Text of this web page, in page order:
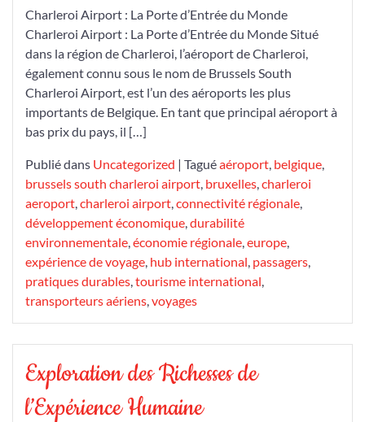
:
La
Porte
d’Accès
au
Monde
Charleroi Airport : La Porte d’Entrée du Monde
Charleroi Airport : La Porte d’Entrée du Monde Situé
dans la région de Charleroi, l’aéroport de Charleroi,
également connu sous le nom de Brussels South
Charleroi Airport, est l’un des aéroports les plus
importants de Belgique. En tant que principal aéroport à
bas prix du pays, il […]
Publié dans Uncategorized | Taguéaéroport, belgique,
brussels south charleroi airport, bruxelles,charleroi
aeroport,charleroi airport,connectivité régionale,
développement économique,durabilité
environnementale,économie régionale,europe,
expérience de voyage, hub international, passagers,
pratiques durables,tourisme international,
transporteurs aériens,voyages
Exploration des Richesses de
l’Expérience Humaine